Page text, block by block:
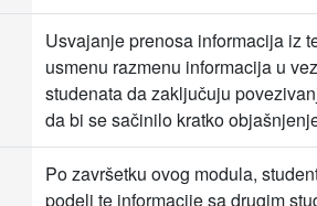
Usvajanje prenosa informacija iz
usmenu razmenu informacija u
studenata da zaključuju
da bi se sačinilo kratko
Po završetku ovog modula,
podeli te informacije sa drugim